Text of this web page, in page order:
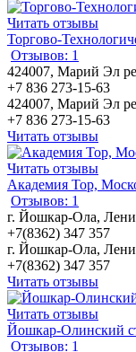
Читать отзывы
Торгово-
Отзывов: 1
424007, Марий Эл
+7 836 273-15-63
424007, Марий Эл
+7 836 273-15-63
Читать отзывы
Читать отзывы
Академия Top,
Отзывов: 1
г. Йошкар-Ола,
+7(8362) 347 357
г. Йошкар-Ола,
+7(8362) 347 357
Читать отзывы
Читать отзывы
Йошкар-Олинский
Отзывов: 1